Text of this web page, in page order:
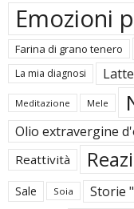
Emozioni
Farina di grano tenero
La mia diagnosi Latte
Meditazione Mele
Olio extravergine
Reattività
Sale Soia Storie